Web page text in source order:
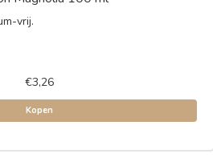
vrij.
€3,26
Kopen